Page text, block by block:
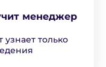
менеджер
узнает только